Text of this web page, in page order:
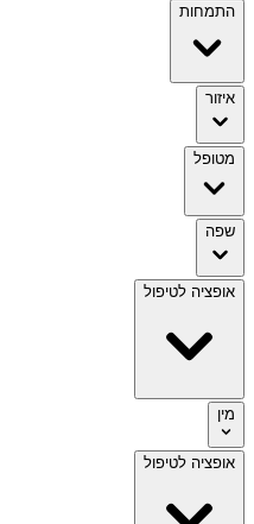
התמחות
איזור
מטופל
שפה
אופציה לטיפול
מין
אופציה לטיפול